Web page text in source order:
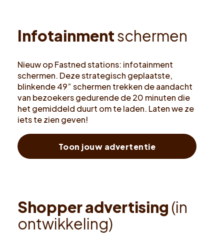
Infotainmentschermen
Nieuw op Fastned stations: infotainment
schermen. Deze strategisch geplaatste,
blinkende 49” schermen trekken de aandacht
van bezoekers gedurende de 20 minuten die
het gemiddeld duurt om te laden. Laten we ze
iets te zien geven!
Toon jouw advertentie
Shopperadvertising (in
ontwikkeling)